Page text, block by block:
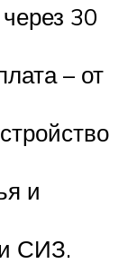
30
– от
и
СИЗ.